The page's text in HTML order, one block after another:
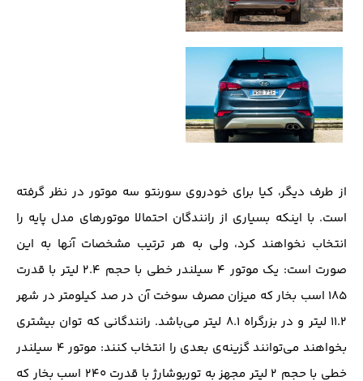
از طرف دیگر، کیا برای خودروی سورنتو سه موتور در نظر گرفته
است. با اینکه بسیاری از رانندگان احتمالا موتورهای مدل پایه را
انتخاب نخواهند کرد، ولی به هر ترتیب مشخصات آنها به این
صورت است: یک موتور ۴ سیلندر خطی با حجم ۲.۴ لیتر با قدرت
۱۸۵ اسب بخار که میزان مصرف سوخت آن در صد کیلومتر در شهر
۱۱.۲ لیتر و در بزرگراه ۸.۱ لیتر می‌باشد. رانندگانی که توان بیشتری
بخواهند می‌توانند گزینه‌ی بعدی را انتخاب کنند: موتور ۴ سیلندر
خطی با حجم ۲ لیتر مجهز به توربوشارژ با قدرت ۲۴۰ اسب بخار که